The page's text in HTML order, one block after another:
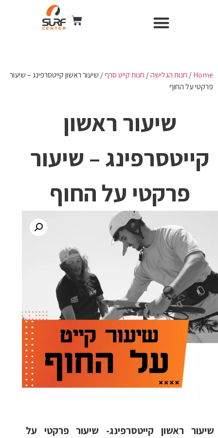
Home
/ חנות הגלישה/ חנות קייט סרף/ שיעור ראשון קייטסרפינג – שיעור
פרקטי על החוף
שיעור ראשון
קייטסרפינג – שיעור
פרקטי על החוף
שיעור ראשון קייטסרפינג- שיעור פרקטי על